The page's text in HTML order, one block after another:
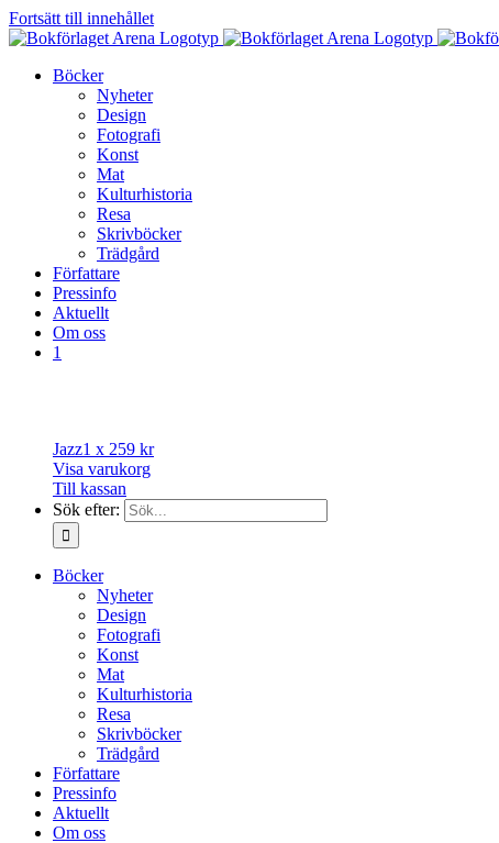
Fortsätt till innehållet
Böcker
Nyheter
Design
Fotografi
Konst
Mat
Kulturhistoria
Resa
Skrivböcker
Trädgård
Författare
Pressinfo
Aktuellt
Om oss
1
Jazz1 x 259 kr
Visa varukorg
Till kassan
Sök efter:
Böcker
Nyheter
Design
Fotografi
Konst
Mat
Kulturhistoria
Resa
Skrivböcker
Trädgård
Författare
Pressinfo
Aktuellt
Om oss